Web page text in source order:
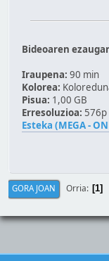
Bideoaren
Iraupena: 90 min
Kolorea:
Pisua: 1,00 GB
Erresoluzioa: 576p
Esteka (MEGA -
GORA JOAN Orria 1